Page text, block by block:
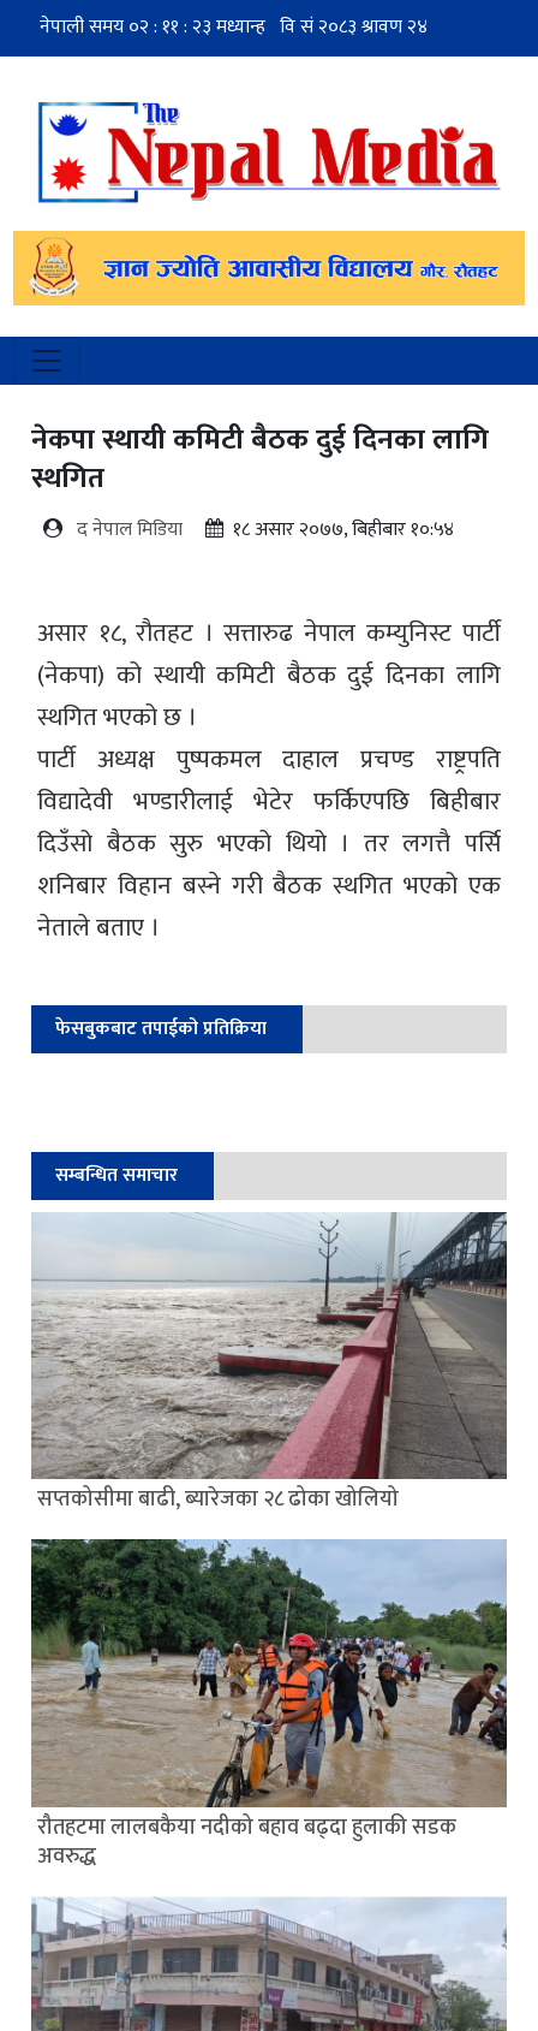
नेकपा स्थायी कमिटी बैठक दुई दिनका लागि
स्थगित
द नेपाल मिडिया १८ असार २०७७, बिहीबार १०:५४
असार १८, रौतहट । सत्तारुढ नेपाल कम्युनिस्ट पार्टी
(नेकपा) को स्थायी कमिटी बैठक दुई दिनका लागि
स्थगित भएको छ ।
पार्टी अध्यक्ष पुष्पकमल दाहाल प्रचण्ड राष्ट्रपति
विद्यादेवी भण्डारीलाई भेटेर फर्किएपछि बिहीबार
दिउँसो बैठक सुरु भएको थियो । तर लगत्तै पर्सि
शनिबार विहान बस्ने गरी बैठक स्थगित भएको एक
नेताले बताए ।
फेसबुकबाट तपाईको प्रतिक्रिया
सम्बन्धित समाचार
सप्तकोसीमा बाढी, ब्यारेजका २८ ढोका खोलियो
रौतहटमा लालबकैया नदीको बहाव बढ्दा हुलाकी सडक
अवरुद्ध